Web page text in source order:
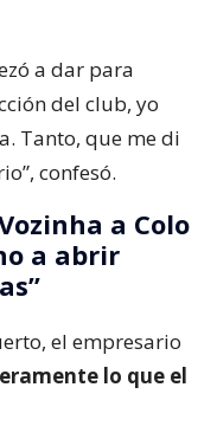
a dar para
del club, yo
Tanto, que me di
confesó.
a Colo
a abrir
el empresario
lo que el